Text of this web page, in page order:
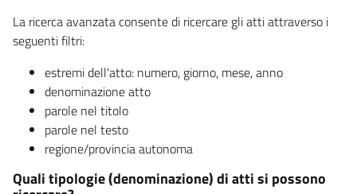
La ricerca avanzata consente di ricercare gli atti attraverso i
seguenti filtri:
estremi dell'atto: numero, giorno, mese, anno
denominazione atto
parole nel titolo
parole nel testo
regione/provincia autonoma
Quali tipologie (denominazione) di atti si possono